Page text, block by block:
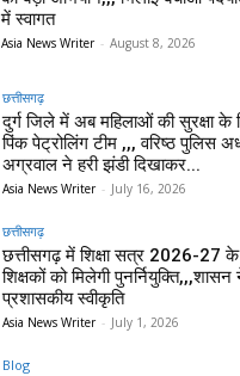
में स्वागत
Asia News Writer - August 8, 2026
छत्तीसगढ़
दुर्ग जिले में अब महिलाओं की सुरक्षा के
पिंक पेट्रोलिंग टीम ,,, वरिष्ठ पुलिस
अग्रवाल ने हरी झंडी दिखाकर...
Asia News Writer - July 16, 2026
छत्तीसगढ़
छत्तीसगढ़ में शिक्षा सत्र 2026-27
शिक्षकों को मिलेगी पुनर्नियुक्ति,,,शासन
प्रशासकीय स्वीकृति
Asia News Writer - July 1, 2026
Blog